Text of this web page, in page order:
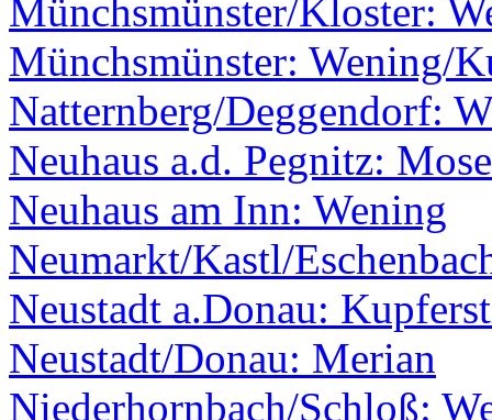
Münchsmünster/Kloster:
Münchsmünster: Wening/
Natternberg/Deggendorf:
Neuhaus a.d. Pegnitz:
Neuhaus am Inn: Wening
Neumarkt/Kastl/
Neustadt a.Donau:
Neustadt/Donau: Merian
Niederhornbach/Schloß: